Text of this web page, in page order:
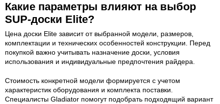
Какие параметры влияют на выбор
SUP-доски Elite?
Цена доски Elite зависит от выбранной модели, размеров,
комплектации и технических особенностей конструкции. Перед
покупкой важно учитывать назначение доски, условия
использования и индивидуальные предпочтения райдера.
Стоимость конкретной модели формируется с учетом
характеристик оборудования и комплекта поставки.
Специалисты Gladiator помогут подобрать подходящий вариант